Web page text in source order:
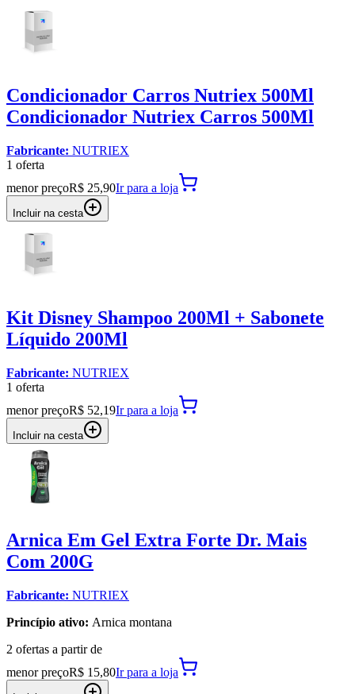
Condicionador Carros Nutriex 500Ml
Condicionador Nutriex Carros 500Ml
Fabricante: NUTRIEX
1 oferta
menor preçoR$ 25,90Ir para a loja
Incluir na cesta
Kit Disney Shampoo 200Ml + Sabonete
Líquido 200Ml
Fabricante: NUTRIEX
1 oferta
menor preçoR$ 52,19Ir para a loja
Incluir na cesta
Arnica Em Gel Extra Forte Dr. Mais
Com 200G
Fabricante: NUTRIEX
Princípio ativo: Arnica montana
2 ofertas a partir de
menor preçoR$ 15,80Ir para a loja